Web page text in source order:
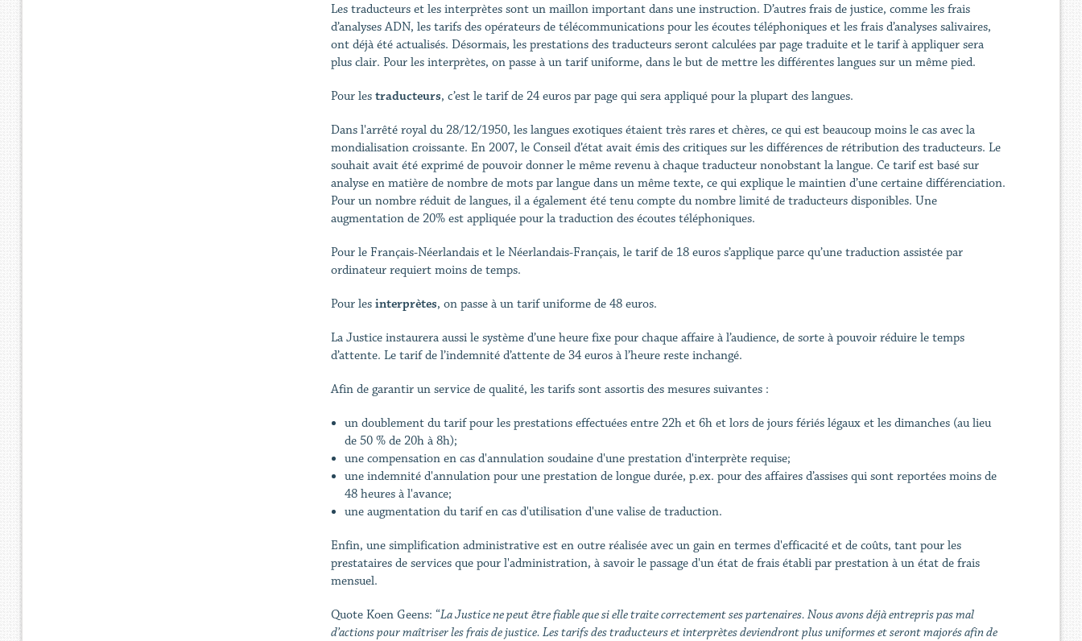
Les traducteurs et les interprètes sont un maillon important dans une instruction. D’autres frais de justice, comme les frais
d’analyses ADN, les tarifs des opérateurs de télécommunications pour les écoutes téléphoniques et les frais d’analyses salivaires,
ont déjà été actualisés. Désormais, les prestations des traducteurs seront calculées par page traduite et le tarif à appliquer sera
plus clair. Pour les interprètes, on passe à un tarif uniforme, dans le but de mettre les différentes langues sur un même pied.
Pour les traducteurs, c’est le tarif de 24 euros par page qui sera appliqué pour la plupart des langues.
Dans l'arrêté royal du 28/12/1950, les langues exotiques étaient très rares et chères, ce qui est beaucoup moins le cas avec la
mondialisation croissante. En 2007, le Conseil d’état avait émis des critiques sur les différences de rétribution des traducteurs. Le
souhait avait été exprimé de pouvoir donner le même revenu à chaque traducteur nonobstant la langue. Ce tarif est basé sur
analyse en matière de nombre de mots par langue dans un même texte, ce qui explique le maintien d’une certaine différenciation.
Pour un nombre réduit de langues, il a également été tenu compte du nombre limité de traducteurs disponibles. Une
augmentation de 20% est appliquée pour la traduction des écoutes téléphoniques.
Pour le Français-Néerlandais et le Néerlandais-Français, le tarif de 18 euros s’applique parce qu’une traduction assistée par
ordinateur requiert moins de temps.
Pour les interprètes, on passe à un tarif uniforme de 48 euros.
La Justice instaurera aussi le système d’une heure fixe pour chaque affaire à l’audience, de sorte à pouvoir réduire le temps
d’attente. Le tarif de l’indemnité d’attente de 34 euros à l’heure reste inchangé.
Afin de garantir un service de qualité, les tarifs sont assortis des mesures suivantes :
un doublement du tarif pour les prestations effectuées entre 22h et 6h et lors de jours fériés légaux et les dimanches (au lieu
de 50 % de 20h à 8h);
une compensation en cas d'annulation soudaine d'une prestation d'interprète requise;
une indemnité d'annulation pour une prestation de longue durée, p.ex. pour des affaires d’assises qui sont reportées moins de
48 heures à l'avance;
une augmentation du tarif en cas d'utilisation d'une valise de traduction.
Enfin, une simplification administrative est en outre réalisée avec un gain en termes d'efficacité et de coûts, tant pour les
prestataires de services que pour l'administration, à savoir le passage d'un état de frais établi par prestation à un état de frais
mensuel.
Quote Koen Geens: “La Justice ne peut être fiable que si elle traite correctement ses partenaires. Nous avons déjà entrepris pas mal
d’actions pour maîtriser les frais de justice. Les tarifs des traducteurs et interprètes deviendront plus uniformes et seront majorés afin de